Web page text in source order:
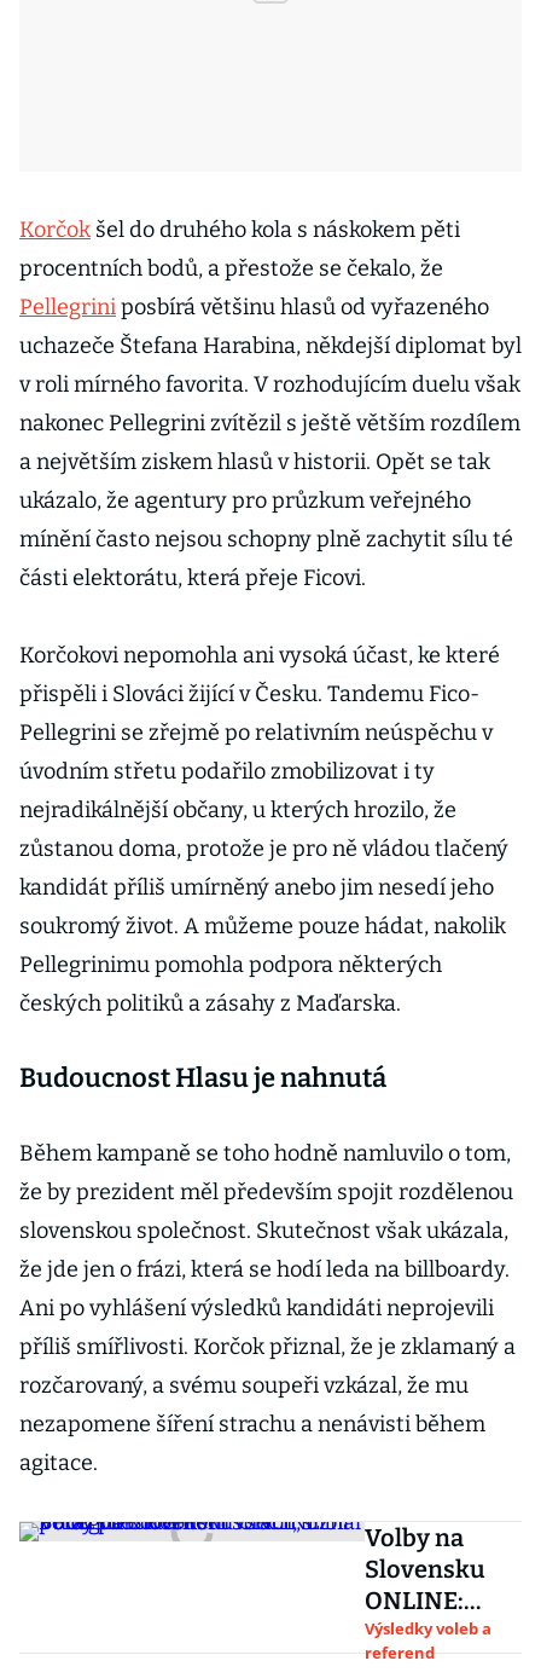
Korčok šel do druhého kola s náskokem pěti
procentních bodů, a přestože se čekalo, že
Pellegriniposbírá většinu hlasů od vyřazeného
uchazeče Štefana Harabina, někdejší diplomat byl
v roli mírného favorita. V rozhodujícím duelu však
nakonec Pellegrini zvítězil s ještě větším rozdílem
a největším ziskem hlasů v historii. Opět se tak
ukázalo, že agentury pro průzkum veřejného
mínění často nejsou schopny plně zachytit sílu té
části elektorátu, která přeje Ficovi.
Korčokovi nepomohla ani vysoká účast, ke které
přispěli i Slováci žijící v Česku. Tandemu Fico-
Pellegrini se zřejmě po relativním neúspěchu v
úvodním střetu podařilo zmobilizovat i ty
nejradikálnější občany, u kterých hrozilo, že
zůstanou doma, protože je pro ně vládou tlačený
kandidát příliš umírněný anebo jim nesedí jeho
soukromý život. A můžeme pouze hádat, nakolik
Pellegrinimu pomohla podpora některých
českých politiků a zásahy z Maďarska.
Budoucnost Hlasu je nahnutá
Během kampaně se toho hodně namluvilo o tom,
že by prezident měl především spojit rozdělenou
slovenskou společnost. Skutečnost však ukázala,
že jde jen o frázi, která se hodí leda na billboardy.
Ani po vyhlášení výsledků kandidáti neprojevili
příliš smířlivosti. Korčok přiznal, že je zklamaný a
rozčarovaný, a svému soupeři vzkázal, že mu
nezapomene šíření strachu a nenávisti během
agitace.
Volby na
Slovensku
ONLINE:
Budu
prezidentem
Výsledky voleb a
referend